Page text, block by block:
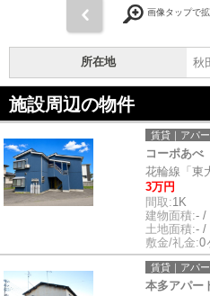
画像タップで
所在地 秋
施設周辺の物件
賃貸｜アパー
コーポあべ
花輪線「東
3万円
間取:1K
建物面積:- /
土地面積:- /
敷金/礼金:0
賃貸｜アパー
本多アパー